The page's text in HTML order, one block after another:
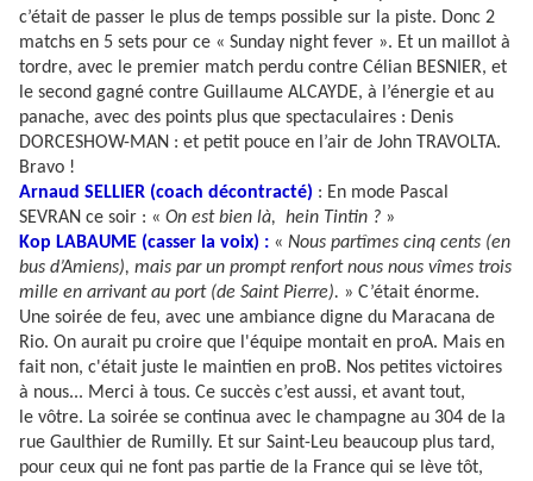
c’était de passer le plus de temps possible sur la piste. Donc 2
matchs en 5 sets pour ce « Sunday night fever ». Et un maillot à
tordre, avec le premier match perdu contre Célian BESNIER, et
le second gagné contre Guillaume ALCAYDE, à l’énergie et au
panache, avec des points plus que spectaculaires : Denis
DORCESHOW-MAN : et petit pouce en l’air de John TRAVOLTA.
Bravo !
Arnaud SELLIER (coach décontracté) : En mode Pascal
SEVRAN ce soir : « On est bien là, hein Tintin ? »
Kop LABAUME (casser la voix) : « Nous partîmes cinq cents (en
bus d’Amiens), mais par un prompt renfort nous nous vîmes trois
mille en arrivant au port (de Saint Pierre). » C’était énorme.
Une soirée de feu, avec une ambiance digne du Maracana de
Rio. On aurait pu croire que l'équipe montait en proA. Mais en
fait non, c'était juste le maintien en proB. Nos petites victoires
à nous... Merci à tous. Ce succès c’est aussi, et avant tout,
le vôtre. La soirée se continua avec le champagne au 304 de la
rue Gaulthier de Rumilly. Et sur Saint-Leu beaucoup plus tard,
pour ceux qui ne font pas partie de la France qui se lève tôt,